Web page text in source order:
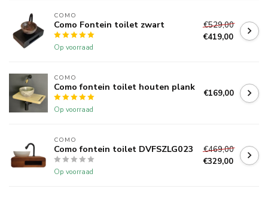
COMO
Como Fontein toilet zwart
Op voorraad
€529,00
€419,00
COMO
Como fontein toilet houten plank
Op voorraad
€169,00
COMO
Como fontein toilet DVFSZLG023
Op voorraad
€469,00
€329,00